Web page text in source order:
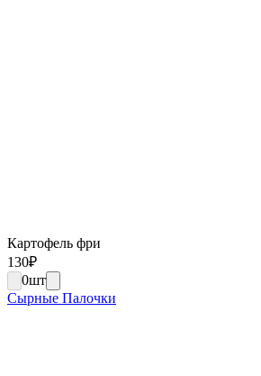
Картофель фри
130₽
0шт
Сырные Палочки